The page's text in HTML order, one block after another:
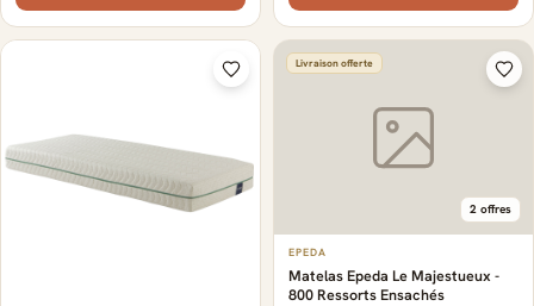
Livraison offerte
2 offres
EPEDA
Matelas Epeda Le Majestueux -
800 Ressorts Ensachés